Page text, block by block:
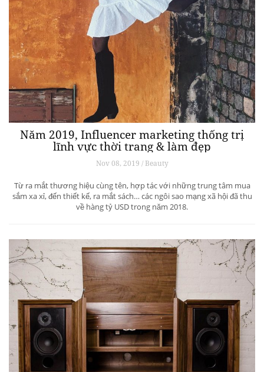
Năm 2019, Influencer marketing thống trị
lĩnh vực thời trang & làm đẹp
Nov 08, 2019 / Beauty
Từ ra mắt thương hiệu cùng tên, hợp tác với những trung tâm mua
sắm xa xỉ, đến thiết kế, ra mắt sách… các ngôi sao mạng xã hội đã thu
về hàng tỷ USD trong năm 2018.